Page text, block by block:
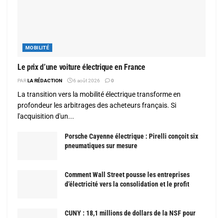
MOBILITÉ
Le prix d’une voiture électrique en France
PARLA RÉDACTION 6 août 2026 0
La transition vers la mobilité électrique transforme en
profondeur les arbitrages des acheteurs français. Si
l'acquisition d'un...
Porsche Cayenne électrique : Pirelli conçoit six
pneumatiques sur mesure
Comment Wall Street pousse les entreprises
d’électricité vers la consolidation et le profit
CUNY : 18,1 millions de dollars de la NSF pour